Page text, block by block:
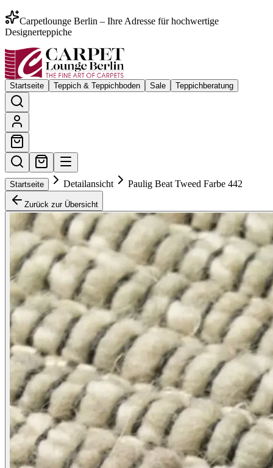
Carpetlounge Berlin – Ihre Adresse für hochwertige
Designerteppiche
Startseite Teppich & Teppichboden Sale Teppichberatung
Startseite Detailansicht Paulig Beat Tweed Farbe 442
Zurück zur Übersicht